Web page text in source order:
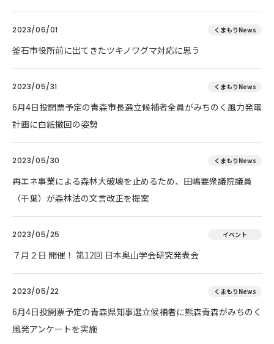
2023/06/01 くまもりNews
釜石市役所前に出てきたツキノワグマ対応に思う
2023/05/31 くまもりNews
6月4日投開票予定の青森市長選立候補者全員がみちのく風力発電
計画に白紙撤回の姿勢
2023/05/30 くまもりNews
再エネ事業による森林大破壊を止めるため、田嶋要衆議院議員
（千葉）が森林法の文言改正を提案
2023/05/25 イベント
７月２日 開催！ 第12回 日本奥山学会研究発表会
2023/05/22 くまもりNews
6月4日投開票予定の青森県知事選立候補者に熊森青森がみちのく
風発アンケートを実施